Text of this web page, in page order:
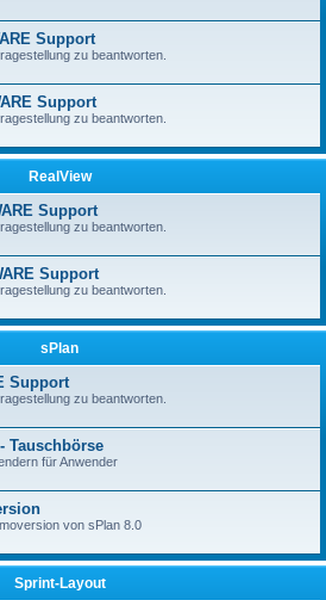
Support
zu beantworten.
Support
zu beantworten.
RealView
Support
zu beantworten.
Support
zu beantworten.
sPlan
Support
zu beantworten.
Tauschbörse
für Anwender
von sPlan 8.0
Sprint-Layout